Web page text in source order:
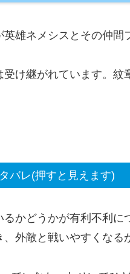
雄ネメシスとその仲間
け継がれています。紋
バレ(押すと見えます)
かどうかが有利不利に
外敵と戦いやすくなる